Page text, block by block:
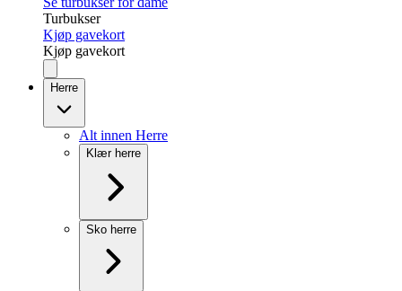
Turbukser
Kjøp gavekort
Kjøp gavekort
Herre
Alt innen Herre
Klær herre
Sko herre